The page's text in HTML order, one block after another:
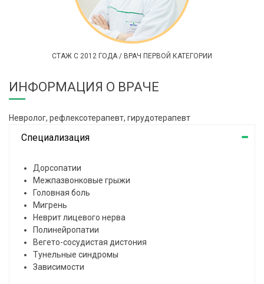
СТАЖ С 2012 ГОДА / ВРАЧ ПЕРВОЙ КАТЕГОРИИ
ИНФОРМАЦИЯ О ВРАЧЕ
Невролог, рефлексотерапевт, гирудотерапевт
Специализация
Дорсопатии
Межпазвонковые грыжи
Головная боль
Мигрень
Неврит лицевого нерва
Полинейропатии
Вегето-сосудистая дистония
Тунельные синдромы
Зависимости